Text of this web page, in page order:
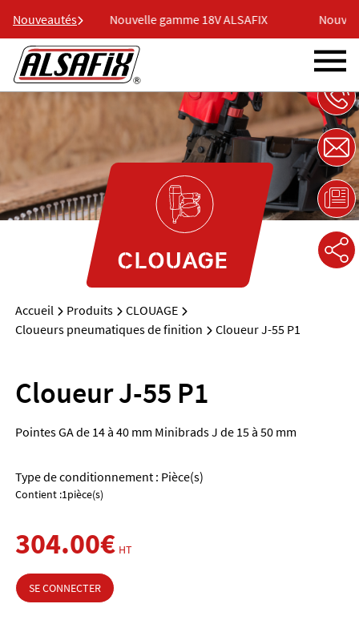
Nouveautés Nouvelle gamme 18V ALSAFIX Nouvelle
CLOUAGE
Accueil Produits
CLOUAGE
Cloueurs pneumatiques de finition
Cloueur J-55 P1
Cloueur J-55 P1
Pointes GA de 14 à 40 mm Minibrads J de 15 à 50 mm
Type de conditionnement : Pièce(s)
Contient :1pièce(s)
304.00€ HT
SE CONNECTER